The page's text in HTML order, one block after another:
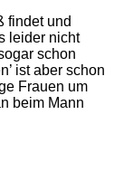
findet und
leider nicht
schon
ist aber schon
Frauen um
beim Mann